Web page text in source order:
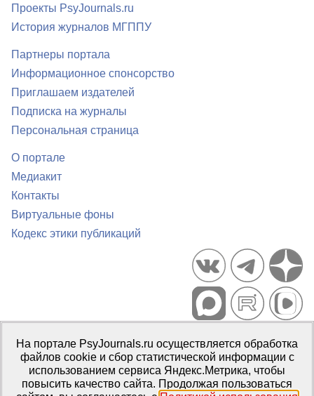
Проекты PsyJournals.ru
История журналов МГППУ
Партнеры портала
Информационное спонсорство
Приглашаем издателей
Подписка на журналы
Персональная страница
О портале
Медиакит
Контакты
Виртуальные фоны
Кодекс этики публикаций
Портал психологических изданий PsyJournals.ru, 2007–2026
Правила использования материалов
Свидетельство регистрации СМИЭл № ФС77-66447 от 14 июля
2016 г.
На портале PsyJournals.ru осуществляется обработка
файлов cookie и сбор статистической информации с
использованием сервиса Яндекс.Метрика, чтобы
повысить качество сайта. Продолжая пользоваться